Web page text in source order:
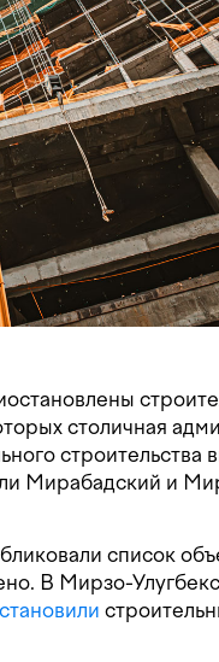
столичная
строительства
Мирабадский и
список
В Мирзо-